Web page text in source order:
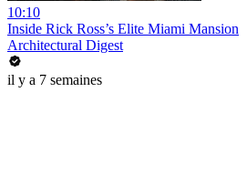
10:10
Inside Rick Ross’s Elite Miami Mansion
Architectural Digest
il y a 7 semaines